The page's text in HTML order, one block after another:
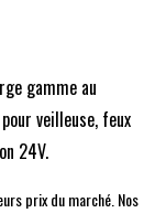
gamme au
veilleuse, feux
24V.
prix du marché. Nos